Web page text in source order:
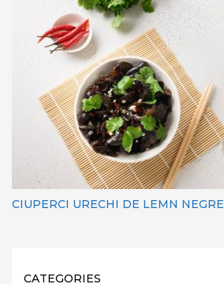
CIUPERCI URECHI DE LEMN NEGRE
CATEGORIES